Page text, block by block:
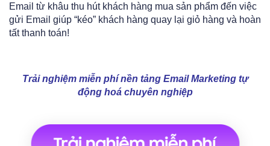
Email từ khâu thu hút khách hàng mua sản phẩm đến việc
gửi Email giúp “kéo” khách hàng quay lại giỏ hàng và hoàn
tất thanh toán!
Trải nghiệm miễn phí nền tảng Email Marketing tự
động hoá chuyên nghiệp